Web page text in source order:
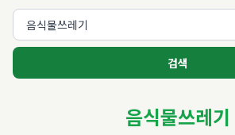
검색
음식물쓰레기